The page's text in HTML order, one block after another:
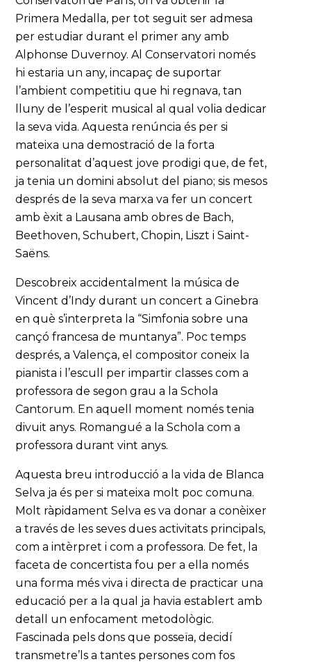
Primera Medalla, per tot seguit ser admesa
per estudiar durant el primer any amb
Alphonse Duvernoy. Al Conservatori només
hi estaria un any, incapaç de suportar
l’ambient competitiu que hi regnava, tan
lluny de l’esperit musical al qual volia dedicar
la seva vida. Aquesta renúncia és per si
mateixa una demostració de la forta
personalitat d’aquest jove prodigi que, de fet,
ja tenia un domini absolut del piano; sis mesos
després de la seva marxa va fer un concert
amb èxit a Lausana amb obres de Bach,
Beethoven, Schubert, Chopin, Liszt i Saint-
Saëns.
Descobreix accidentalment la música de
Vincent d’Indy durant un concert a Ginebra
en què s’interpreta la “Simfonia sobre una
cançó francesa de muntanya”. Poc temps
després, a Valença, el compositor coneix la
pianista i l’escull per impartir classes com a
professora de segon grau a la Schola
Cantorum. En aquell moment només tenia
divuit anys. Romangué a la Schola com a
professora durant vint anys.
Aquesta breu introducció a la vida de Blanca
Selva ja és per si mateixa molt poc comuna.
Molt ràpidament Selva es va donar a conèixer
a través de les seves dues activitats principals,
com a intèrpret i com a professora. De fet, la
faceta de concertista fou per a ella només
una forma més viva i directa de practicar una
educació per a la qual ja havia establert amb
detall un enfocament metodològic.
Fascinada pels dons que posseïa, decidí
transmetre’ls a tantes persones com fos